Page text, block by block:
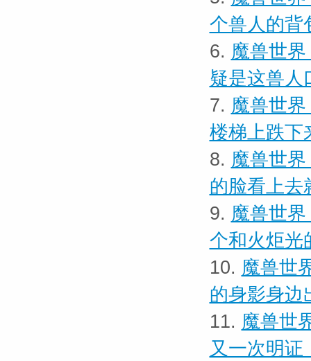
个兽人的背
6. 魔兽世
疑是这兽人
7. 魔兽世
楼梯上跌下
8. 魔兽世
的脸看上去
9. 魔兽世
个和火炬光
10. 魔兽世
的身影身边
11. 魔兽世
又一次明证